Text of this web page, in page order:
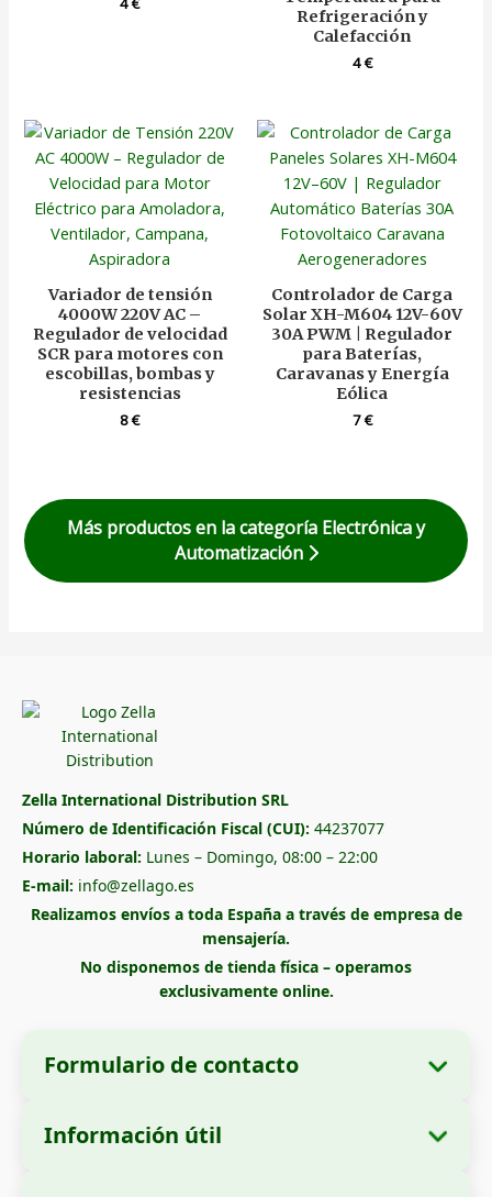
Refrigeración y
Calefacción
4€
Variador de tensión
4000W 220V AC –
Regulador de velocidad
SCR para motores con
escobillas, bombas y
resistencias
8€
Controlador de Carga
Solar XH-M604 12V-60V
30A PWM | Regulador
para Baterías,
Caravanas y Energía
Eólica
7€
Más productos en la categoría Electrónica y
Automatización
Zella International Distribution SRL
Número de Identificación Fiscal (CUI): 44237077
Horario laboral: Lunes – Domingo, 08:00 – 22:00
E-mail: info@zellago.es
Realizamos envíos a toda España a través de empresa de
mensajería.
No disponemos de tienda física – operamos
exclusivamente online.
Formulario de contacto
Información útil